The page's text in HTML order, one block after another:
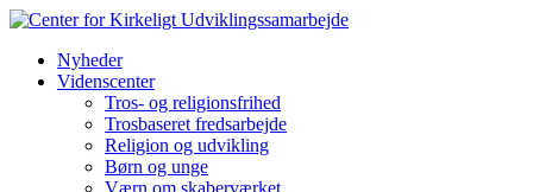
Nyheder
Videnscenter
Tros- og religionsfrihed
Trosbaseret fredsarbejde
Religion og udvikling
Børn og unge
Værn om skaberværket